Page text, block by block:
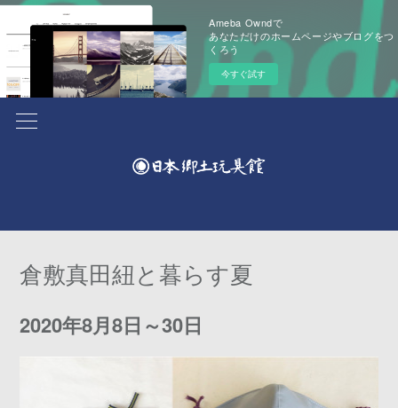
Ameba Owndで
あなただけのホームページやブログをつ
くろう
今すぐ試す
倉敷真田紐と暮らす夏
2020年8月8日～30日